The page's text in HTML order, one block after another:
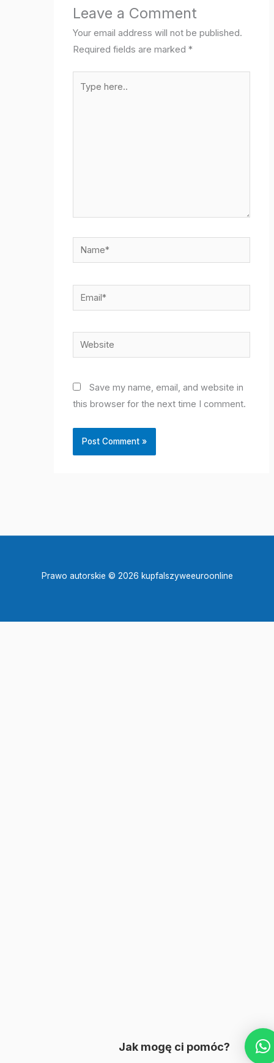
Leave a Comment
Your email address will not be published.
Required fields are marked*
here..
Name*
Email*
Website
Save my name, email, and website in
this browser for the next time I comment.
Prawo autorskie © 2026 kupfalszyweeuroonline
Jak mogę ci pomóc?